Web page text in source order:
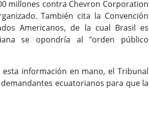
millones contra Chevron Corporation
También cita la Convención
Americanos, de la cual Brasil es
se opondría al "orden público
información en mano, el Tribunal
ecuatorianos para que la